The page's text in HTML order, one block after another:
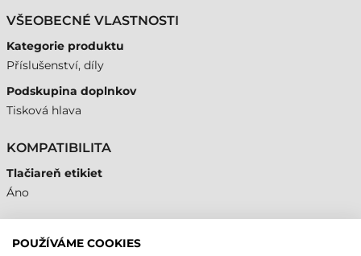
VŠEOBECNÉ VLASTNOSTI
Kategorie produktu
Příslušenství, díly
Podskupina doplnkov
Tisková hlava
KOMPATIBILITA
Tlačiareň etikiet
Áno
POUŽÍVÁME COOKIES